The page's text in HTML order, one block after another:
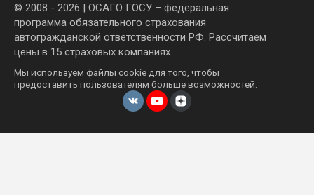
© 2008 - 2026 | ОСАГО ГОСУ – федеральная
программа обязательного страхования
автогражданской ответственности РФ. Рассчитаем
цены в 15 страховых компаниях.
Мы используем файлы cookie для того, чтобы
предоставить пользователям больше возможностей.